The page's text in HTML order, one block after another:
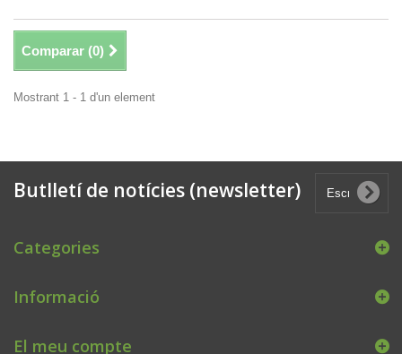
Comparar (0)
Mostrant 1 - 1 d'un element
Butlletí de notícies (newsletter)
Categories
Informació
El meu compte